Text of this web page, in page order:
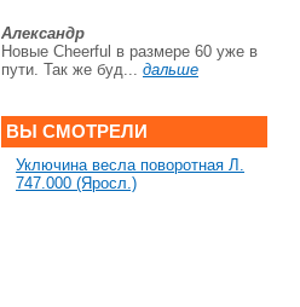
Александр
Новые Cheerful в размере 60 уже в
пути. Так же буд... дальше
ВЫ СМОТРЕЛИ
Уключина весла поворотная Л.
747.000 (Яросл.)